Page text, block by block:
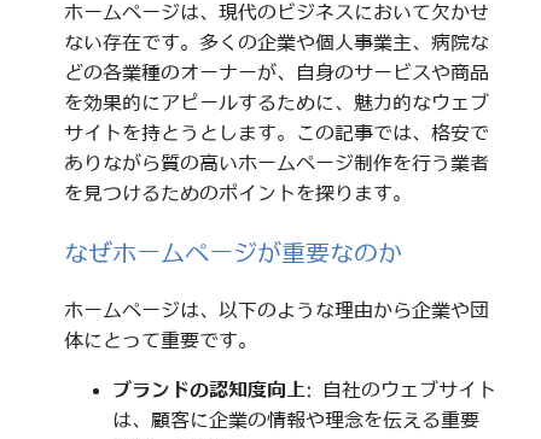
ホームページは、現代のビジネスにおいて欠かせ
ない存在です。多くの企業や個人事業主、病院な
どの各業種のオーナーが、自身のサービスや商品
を効果的にアピールするために、魅力的なウェブ
サイトを持とうとします。この記事では、格安で
ありながら質の高いホームページ制作を行う業者
を見つけるためのポイントを探ります。
なぜホームページが重要なのか
ホームページは、以下のような理由から企業や団
体にとって重要です。
ブランドの認知度向上: 自社のウェブサイト
は、顧客に企業の情報や理念を伝える重要